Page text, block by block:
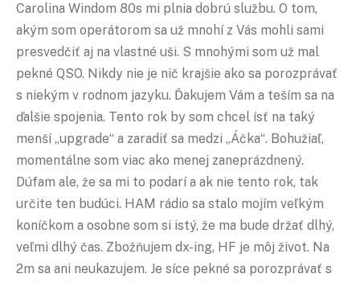
Carolina Windom 80s mi plnia dobrú službu. O tom,
akým som operátorom sa už mnohí z Vás mohli sami
presvedčiť aj na vlastné uši. S mnohými som už mal
pekné QSO. Nikdy nie je nič krajšie ako sa porozprávať
s niekým v rodnom jazyku. Ďakujem Vám a teším sa na
ďalšie spojenia. Tento rok by som chcel ísť na taký
menší „upgrade“ a zaradiť sa medzi „Áčka“. Bohužiaľ,
momentálne som viac ako menej zaneprázdnený.
Dúfam ale, že sa mi to podarí a ak nie tento rok, tak
určite ten budúci. HAM rádio sa stalo mojím veľkým
koníčkom a osobne som si istý, že ma bude držať dlhý,
veľmi dlhý čas. Zbožňujem dx-ing, HF je môj život. Na
2m sa ani neukazujem. Je síce pekné sa porozprávať s